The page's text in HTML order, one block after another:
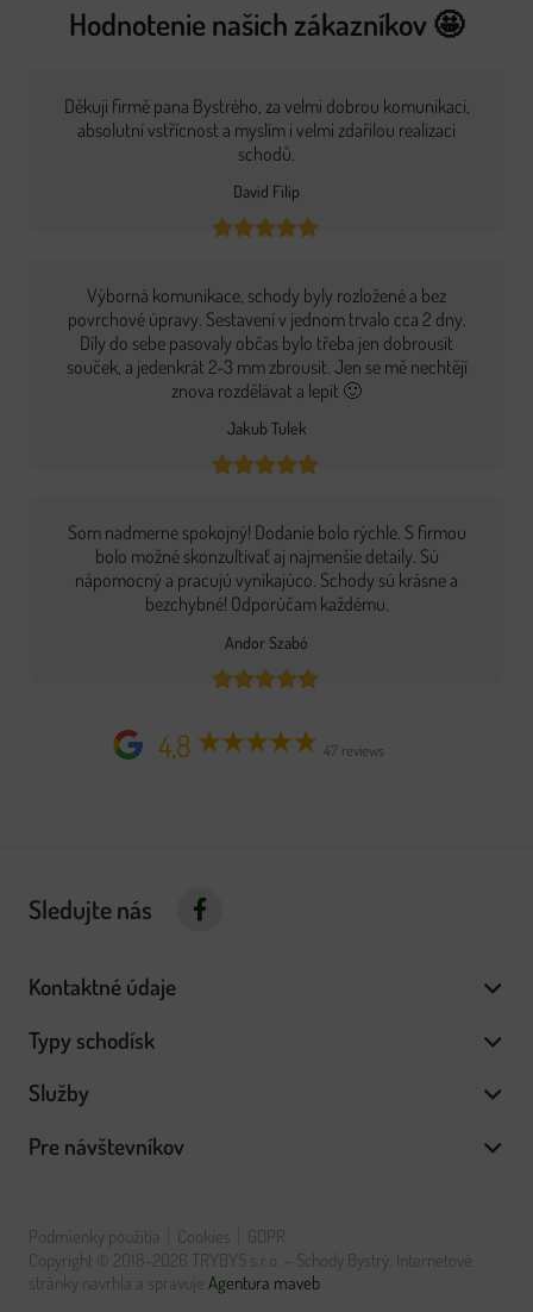
Hodnotenie našich zákazníkov 🤩
Děkuji firmě pana Bystrého, za velmi dobrou komunikaci,
absolutní vstřícnost a myslím i velmi zdařilou realizaci
schodů.
David Filip
Výborná komunikace, schody byly rozložené a bez
povrchové úpravy. Sestavení v jednom trvalo cca 2 dny.
Díly do sebe pasovaly občas bylo třeba jen dobrousit
souček, a jedenkrát 2-3 mm zbrousit. Jen se mě nechtějí
znova rozdělávat a lepit 🙂
Jakub Tulek
Som nadmerne spokojný! Dodanie bolo rýchle. S firmou
bolo možné skonzultivať aj najmenšie detaily. Sú
nápomocný a pracujú vynikajúco. Schody sú krásne a
bezchybné! Odporúčam každému.
Andor Szabó
4,8 47 reviews
Sledujte nás
Kontaktné údaje
Typy schodísk
Služby
Pre návštevníkov
Podmienky použitia Cookies
GDPR
Copyright © 2018-2026 TRYBYS s.r.o. – Schody Bystrý. Internetové
stránky navrhla a spravuje Agentura maveb